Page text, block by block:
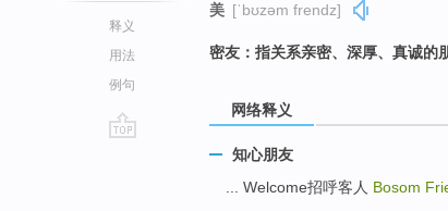
释义
用法
例句
美 [ˈbʊzəm frendz]
密友：指关系亲密、深厚、真诚的
网络释义
知心朋友
... Welcome招呼客人 Bosom